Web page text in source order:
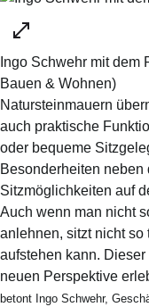
Ingo Schwehr mit dem
Bauen & Wohnen)
Natursteinmauern
auch praktische
oder bequeme
Besonderheiten
Sitzmöglichkeiten auf
Auch wenn man nicht
anlehnen, sitzt nicht
aufstehen kann.
neuen Perspektive
betont Ingo Schwehr,